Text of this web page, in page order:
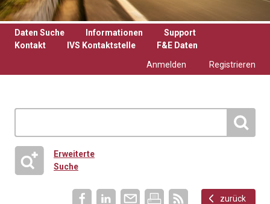
Daten Suche Informationen
Support
Kontakt
IVS Kontaktstelle
F&E Daten
Anmelden
Registrieren
Erweiterte
Suche
zurück